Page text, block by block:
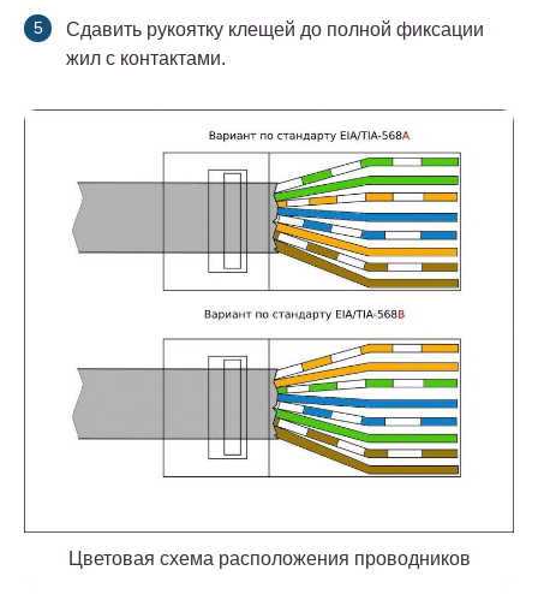
Сдавить рукоятку клещей до полной фиксации
жил с контактами.
Цветовая схема расположения проводников